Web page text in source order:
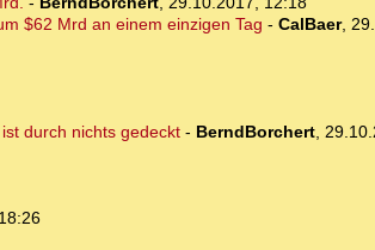
$62 Mrd an einem einzigen Tag - CalBaer,
durch nichts gedeckt- BerndBorchert,